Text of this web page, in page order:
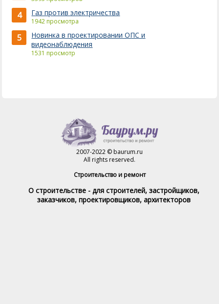
4 Газ против электричества
1942 просмотра
5
Новинка в проектировании ОПС и
видеонаблюдения
1531 просмотр
2007-2022 © baurum.ru
All rights reserved.
Строительство и ремонт
О строительстве - для строителей, застройщиков,
заказчиков, проектировщиков, архитекторов